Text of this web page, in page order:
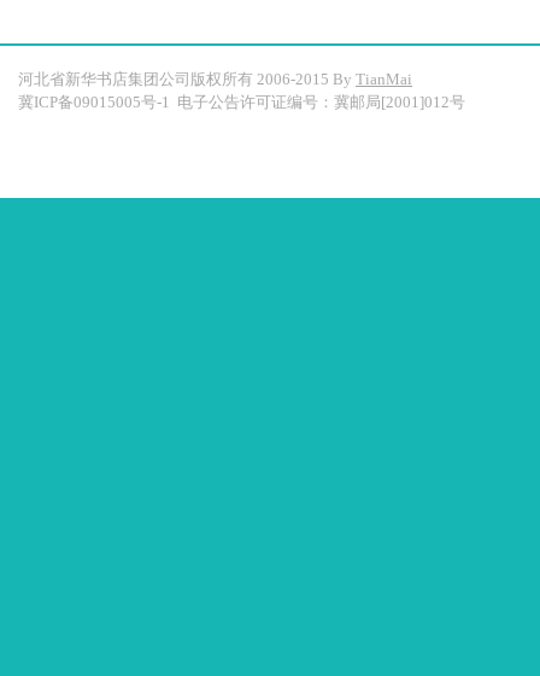
河北省新华书店集团公司版权所有 2006-2015 By TianMai
冀ICP备09015005号-1 电子公告许可证编号：冀邮局[2001]012号